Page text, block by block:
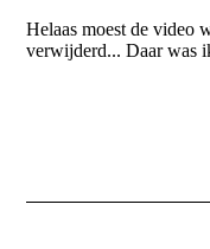
Helaas moest de video
verwijderd... Daar was